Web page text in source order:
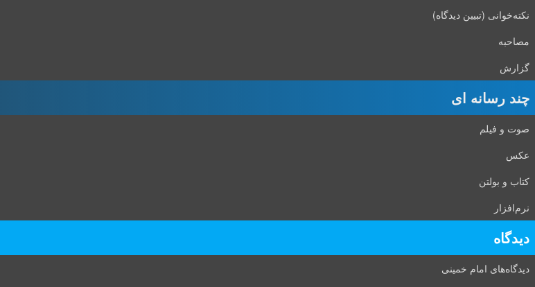
نکته‌خوانی (تبیین دیدگاه)
مصاحبه
گزارش
چند رسانه ای
صوت و فیلم
عکس
کتاب و بولتن
نرم‌افزار
دیدگاه‌
دیدگاه‌های امام خمینی